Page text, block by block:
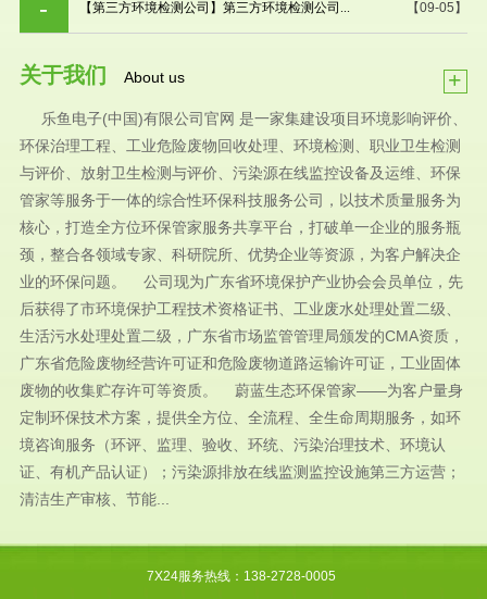
【09-05】
【第三方环境检测公司】第三方环境检测公司...
关于我们 About us +
乐鱼电子(中国)有限公司官网 是一家集建设项目环境影响评价、
环保治理工程、工业危险废物回收处理、环境检测、职业卫生检测
与评价、放射卫生检测与评价、污染源在线监控设备及运维、环保
管家等服务于一体的综合性环保科技服务公司，以技术质量服务为
核心，打造全方位环保管家服务共享平台，打破单一企业的服务瓶
颈，整合各领域专家、科研院所、优势企业等资源，为客户解决企
业的环保问题。 公司现为广东省环境保护产业协会会员单位，先
后获得了市环境保护工程技术资格证书、工业废水处理处置二级、
生活污水处理处置二级，广东省市场监管管理局颁发的CMA资质，
广东省危险废物经营许可证和危险废物道路运输许可证，工业固体
废物的收集贮存许可等资质。 蔚蓝生态环保管家——为客户量身
定制环保技术方案，提供全方位、全流程、全生命周期服务，如环
境咨询服务（环评、监理、验收、环统、污染治理技术、环境认
证、有机产品认证）；污染源排放在线监测监控设施第三方运营；
清洁生产审核、节能...
7X24服务热线：138-2728-0005